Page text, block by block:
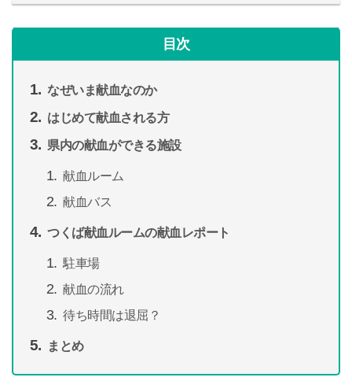
目次
なぜいま献血なのか
はじめて献血される方
県内の献血ができる施設
献血ルーム
献血バス
つくば献血ルームの献血レポート
駐車場
献血の流れ
待ち時間は退屈？
まとめ